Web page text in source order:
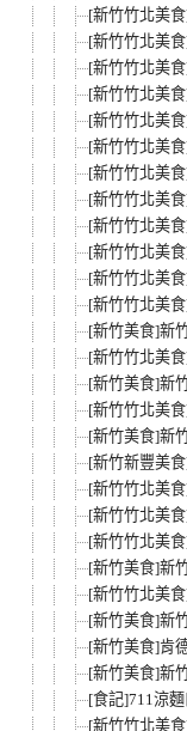
[新竹竹北美
[新竹竹北美
[新竹竹北美
[新竹竹北美
[新竹竹北美
[新竹竹北美
[新竹竹北美
[新竹竹北美
[新竹竹北美
[新竹竹北美
[新竹竹北美
[新竹竹北美
[新竹美食]新
[新竹竹北美
[新竹美食]新
[新竹竹北美
[新竹美食]新
[新竹新豐美
[新竹竹北美
[新竹竹北美
[新竹竹北美
[新竹美食]新
[新竹竹北美
[新竹美食]新
[新竹美食]肯
[新竹美食]新
[食記]711涼
[新竹竹北美